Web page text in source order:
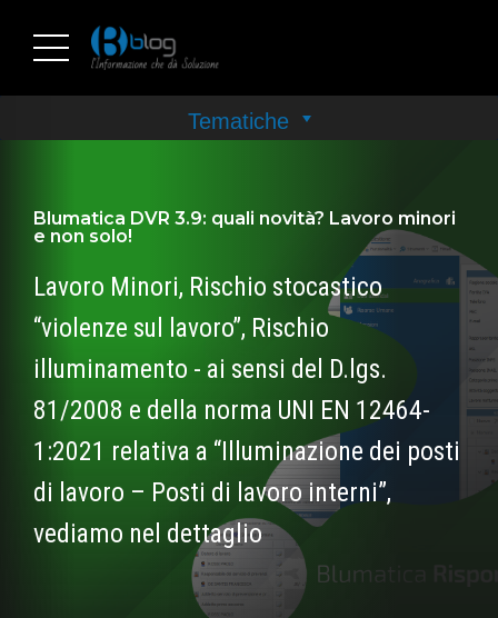
Blumatica DVR 3.9: quali novità? Lavoro minori
e non solo!
Lavoro Minori, Rischio stocastico
“violenze sul lavoro”, Rischio
illuminamento - ai sensi del D.lgs.
81/2008 e della norma UNI EN 12464-
1:2021 relativa a “Illuminazione dei posti
di lavoro – Posti di lavoro interni”,
vediamo nel dettaglio